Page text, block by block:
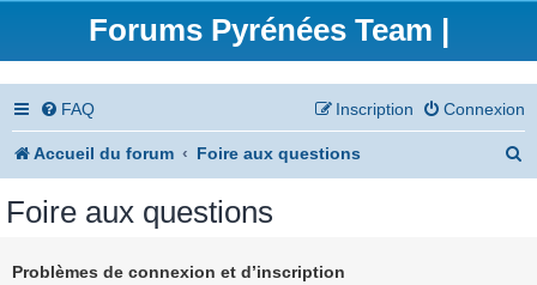
Forums Pyrénées Team |
FAQ Connexion
Inscription
Accueil du forum Foire aux questions
Foire aux questions
Problèmes de connexion et d’inscription